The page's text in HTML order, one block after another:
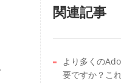
関連記事
より多くの
要ですか？こ